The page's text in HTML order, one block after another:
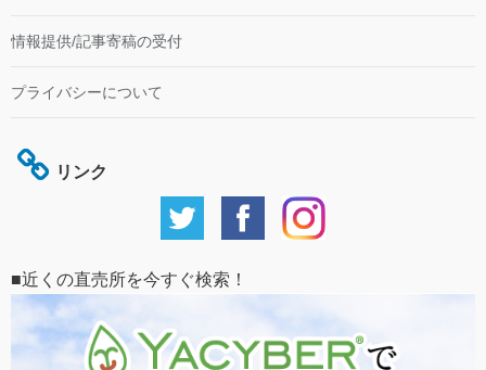
情報提供/記事寄稿の受付
プライバシーについて
リンク
■近くの直売所を今すぐ検索！